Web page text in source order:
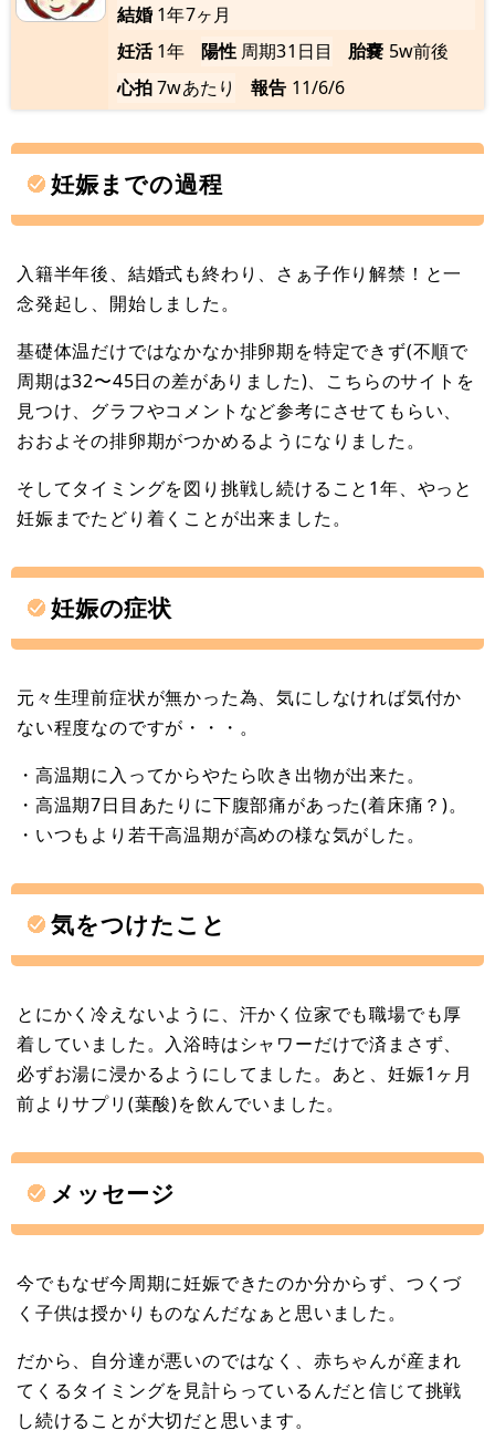
結婚 1年7ヶ月
妊活 1年 陽性 周期31日目 胎嚢 5w前後
心拍7wあたり 報告 11/6/6
妊娠までの過程
入籍半年後、結婚式も終わり、さぁ子作り解禁！と一
念発起し、開始しました。
基礎体温だけではなかなか排卵期を特定できず(不順で
周期は32〜45日の差がありました)、こちらのサイトを
見つけ、グラフやコメントなど参考にさせてもらい、
おおよその排卵期がつかめるようになりました。
そしてタイミングを図り挑戦し続けること1年、やっと
妊娠までたどり着くことが出来ました。
妊娠の症状
元々生理前症状が無かった為、気にしなければ気付か
ない程度なのですが・・・。
・高温期に入ってからやたら吹き出物が出来た。
・高温期7日目あたりに下腹部痛があった(着床痛？)。
・いつもより若干高温期が高めの様な気がした。
気をつけたこと
とにかく冷えないように、汗かく位家でも職場でも厚
着していました。入浴時はシャワーだけで済まさず、
必ずお湯に浸かるようにしてました。あと、妊娠1ヶ月
前よりサプリ(葉酸)を飲んでいました。
メッセージ
今でもなぜ今周期に妊娠できたのか分からず、つくづ
く子供は授かりものなんだなぁと思いました。
だから、自分達が悪いのではなく、赤ちゃんが産まれ
てくるタイミングを見計らっているんだと信じて挑戦
し続けることが大切だと思います。